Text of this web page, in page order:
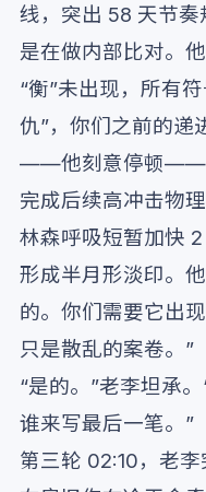
线，突出 58 天节奏
是在做内部比对。
“衡”未出现，所有
仇”，你们之前的递
——他刻意停顿——“
完成后续高冲击物
林森呼吸短暂加快
形成半月形淡印。
的。你们需要它出
只是散乱的案卷。”
“是的。”老李坦承
谁来写最后一笔。”
第三轮 02:10，老